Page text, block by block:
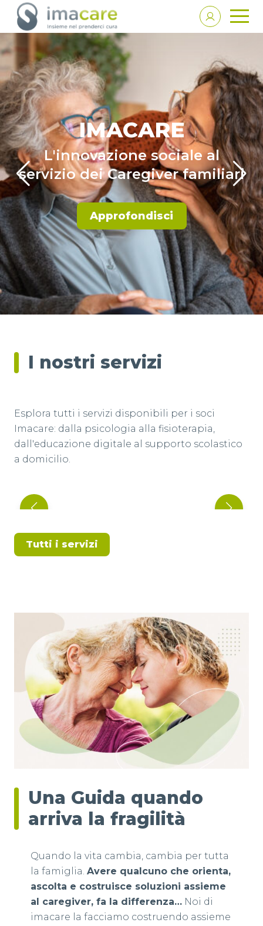
IMACARE
L'innovazione sociale al
servizio dei Caregiver familiari
Approfondisci
I nostri servizi
Esplora tutti i servizi disponibili per i soci
Imacare: dalla psicologia alla fisioterapia,
dall'educazione digitale al supporto scolastico
a domicilio.
Per le aziende
Tutoraggio Assistenziale
Tutti i servizi
Una Guida quando
arriva la fragilità
Quando la vita cambia, cambia per tutta
la famiglia. Avere qualcuno che orienta,
ascolta e costruisce soluzioni assieme
al caregiver, fa la differenza… Noi di
imacare la facciamo costruendo assieme